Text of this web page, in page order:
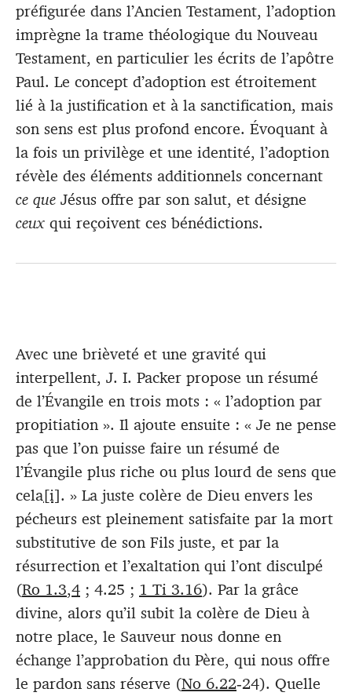
préfigurée dans l’Ancien Testament, l’adoption
imprègne la trame théologique du Nouveau
Testament, en particulier les écrits de l’apôtre
Paul. Le concept d’adoption est étroitement
lié à la justification et à la sanctification, mais
son sens est plus profond encore. Évoquant à
la fois un privilège et une identité, l’adoption
révèle des éléments additionnels concernant
ce que Jésus offre par son salut, et désigne
ceux qui reçoivent ces bénédictions.
Avec une brièveté et une gravité qui
interpellent, J. I. Packer propose un résumé
de l’Évangile en trois mots : « l’adoption par
propitiation ». Il ajoute ensuite : « Je ne pense
pas que l’on puisse faire un résumé de
l’Évangile plus riche ou plus lourd de sens que
cela[i]. » La juste colère de Dieu envers les
pécheurs est pleinement satisfaite par la mort
substitutive de son Fils juste, et par la
résurrection et l’exaltation qui l’ont disculpé
(Ro 1.3,4 ; 4.25 ; 1 Ti 3.16). Par la grâce
divine, alors qu’il subit la colère de Dieu à
notre place, le Sauveur nous donne en
échange l’approbation du Père, qui nous offre
le pardon sans réserve (No 6.22‑24). Quelle